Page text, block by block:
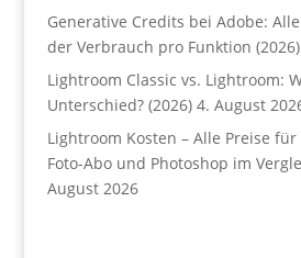
Generative Credits bei Adobe:
der Verbrauch pro Funktion (2026)
Lightroom Classic vs. Lightroom:
Unterschied? (2026) 4. August
Lightroom Kosten – Alle Preise
Foto-Abo und Photoshop im
August 2026